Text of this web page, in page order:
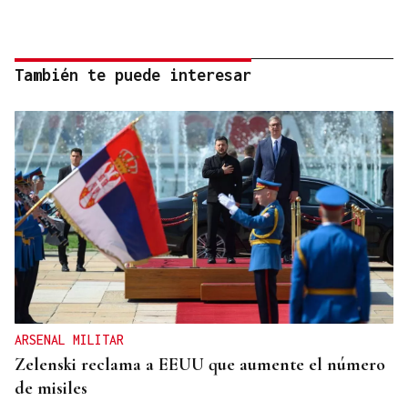
También te puede interesar
ARSENAL MILITAR
Zelenski reclama a EEUU que aumente el número
de misiles